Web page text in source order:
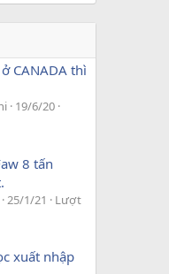
CANADA thì
19/6/20
8 tấn
25/1/21
Lượt
xuất nhập